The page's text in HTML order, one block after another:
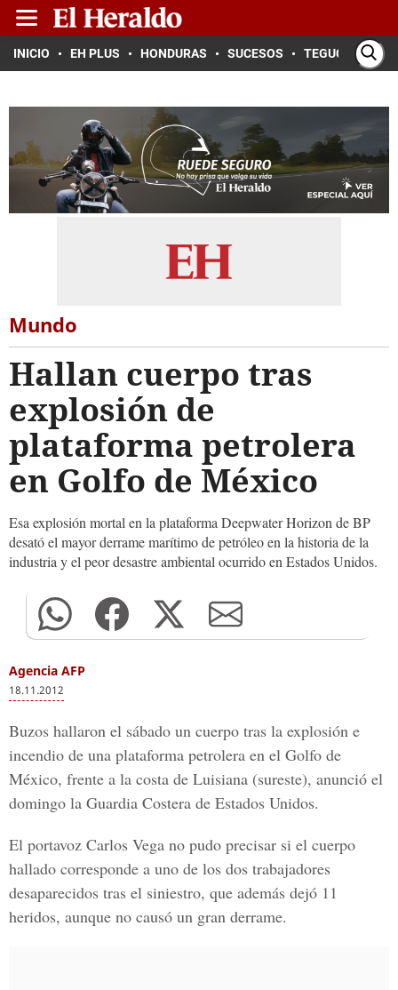
INICIO EH PLUS HONDURAS SUCESOS TEGUCIGALPA
Mundo
Hallan cuerpo tras
explosión de
plataforma petrolera
en Golfo de México
Esa explosión mortal en la plataforma Deepwater Horizon de BP
desató el mayor derrame marítimo de petróleo en la historia de la
industria y el peor desastre ambiental ocurrido en Estados Unidos.
Agencia AFP
18.11.2012
Buzos hallaron el sábado un cuerpo tras la explosión e
incendio de una plataforma petrolera en el Golfo de
México, frente a la costa de Luisiana (sureste), anunció el
domingo la Guardia Costera de Estados Unidos.
El portavoz Carlos Vega no pudo precisar si el cuerpo
hallado corresponde a uno de los dos trabajadores
desaparecidos tras el siniestro, que además dejó 11
heridos, aunque no causó un gran derrame.